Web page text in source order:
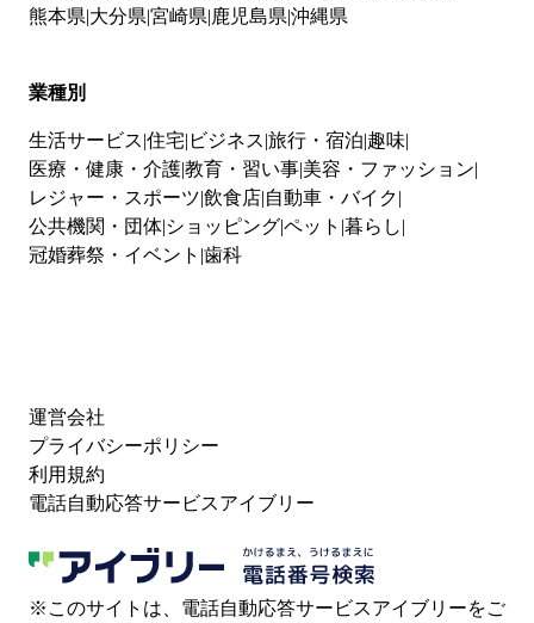
熊本県 大分県 宮崎県 鹿児島県 沖縄県
業種別
生活サービス 住宅 ビジネス 旅行・宿泊 趣味
医療・健康・介護教育・習い事 美容・ファッション
レジャー・スポーツ 飲食店 自動車・バイク
公共機関・団体 ショッピングペット 暮らし
冠婚葬祭・イベント 歯科
運営会社
プライバシーポリシー
利用規約
電話自動応答サービスアイブリー
※このサイトは、電話自動応答サービスアイブリーをご